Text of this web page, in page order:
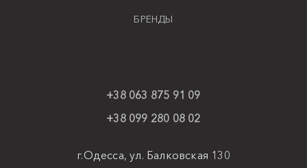
БРЕНДЫ
+38 063 875 91 09
+38 099 280 08 02
г.Одесса, ул. Балковская 130